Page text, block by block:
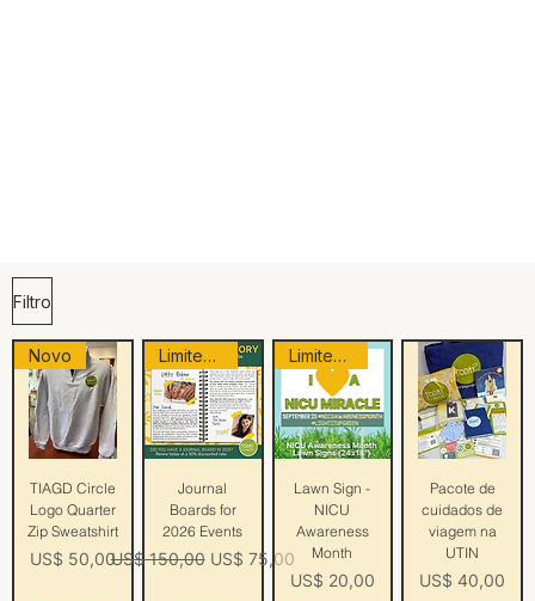
Filtro
Novo
TIAGD Circle
Logo Quarter
Zip Sweatshirt
Preço
US$ 50,00
Limited Edition
Journal
Boards for
2026 Events
Preço normal
US$ 150,00 Preço promocional
US$ 75,00
Limited Edition
Lawn Sign -
NICU
Awareness
Month
Preço
US$ 20,00
Pacote de
cuidados de
viagem na
UTIN
Preço
US$ 40,00